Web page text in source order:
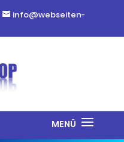
info@webseiten-